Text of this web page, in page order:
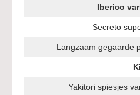
Iberico
Secreto
Langzaam gegaarde
Yakitori spiesjes